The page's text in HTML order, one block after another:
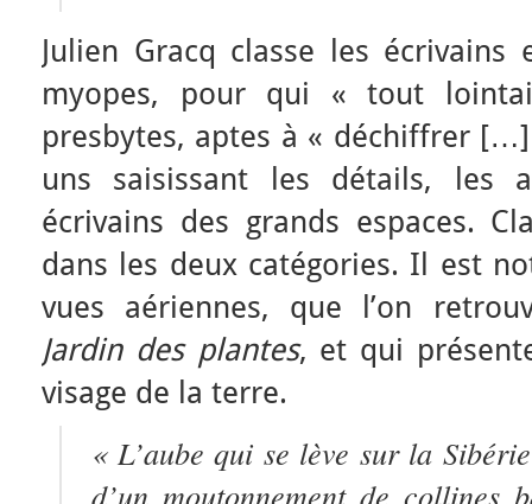
Julien Gracq classe les
myopes, pour qui « tout
presbytes, aptes à « déchiffrer
uns saisissant les détails, les
écrivains des grands espaces.
dans les deux catégories. Il est
vues aériennes, que l’on
Jardin des plantes, et qui
visage de la terre.
« L’aube qui se lève sur la
d’un moutonnement de collines